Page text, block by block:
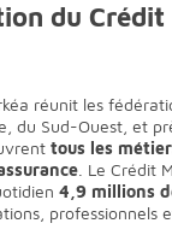
du
réunit les
du Sud-Ouest, et
tous les
. Le Crédit
4,9 millions
professionnels